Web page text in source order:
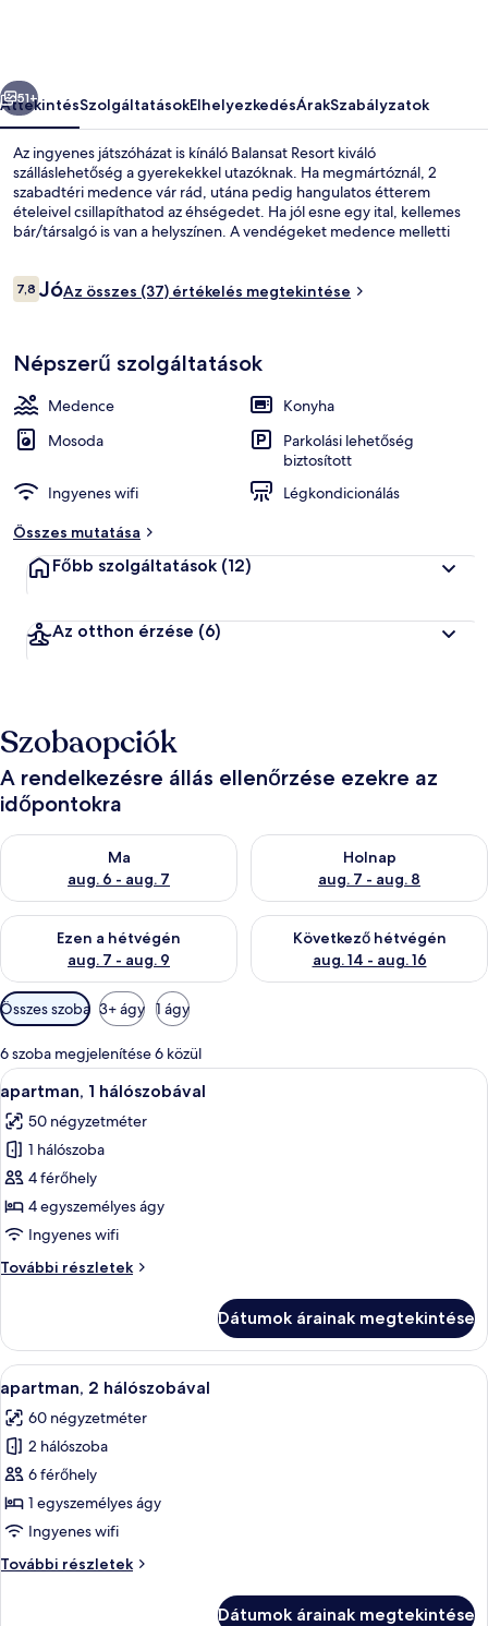
Következő
51+
ÁttekintésSzolgáltatásokElhelyezkedésÁrakSzabályzatok
Az ingyenes játszóházat is kínáló Balansat Resort kiváló
szálláslehetőség a gyerekekkel utazóknak. Ha megmártóznál, 2
szabadtéri medence vár rád, utána pedig hangulatos étterem
ételeivel csillapíthatod az éhségedet. Ha jól esne egy ital, kellemes
bár/társalgó is van a helyszínen. A vendégeket medence melletti
tartozik.
Értékelések
7,87,8 ennyiből: 10
JóAz összes (37) értékelés megtekintése
Népszerű szolgáltatások
Medence
Konyha
Mosoda
Parkolási lehetőség
biztosított
Ingyenes wifi
Légkondicionálás
Összes mutatása
Főbb szolgáltatások (12)
Az otthon érzése (6)
Szobaopciók
A rendelkezésre állás ellenőrzése ezekre az
időpontokra
Ma
aug. 6 - aug. 7
A ma esti rendelkezésre állás ellenőrzése: aug. 6 - aug. 7
Holnap
aug. 7 - aug. 8
A holnapi rendelkezésre állás
Ezen a hétvégén
aug. 7 - aug. 9
A mostani hétvégi rendelkezésre állás ellenőrzése: aug. 7 -
Következő hétvégén
aug. 14 - aug. 16
A következő hétvégi
Szobákhoz
rendelkezésre
álló
szűrők
Összes szoba 3+ ágy 1 ágy
6 szoba megjelenítése 6 közül
A
következő
szoba
összes
képének
megtekintése:
apartman,
hálószobával
1 hálószoba, széf a szobában,
14
apartman, 1 hálószobával
50 négyzetméter
1 hálószoba
4 férőhely
4 egyszemélyes ágy
Ingyenes wifi
További részletek
apartman,
részletei
Dátumok árainak megtekintése
A
következő
szoba
összes
képének
megtekintése:
apartman,
hálószobával
1 hálószoba, széf a szobában,
6
apartman, 2 hálószobával
60 négyzetméter
2 hálószoba
6 férőhely
1 egyszemélyes ágy
Ingyenes wifi
További részletek
apartman,
Dátumok árainak megtekintése